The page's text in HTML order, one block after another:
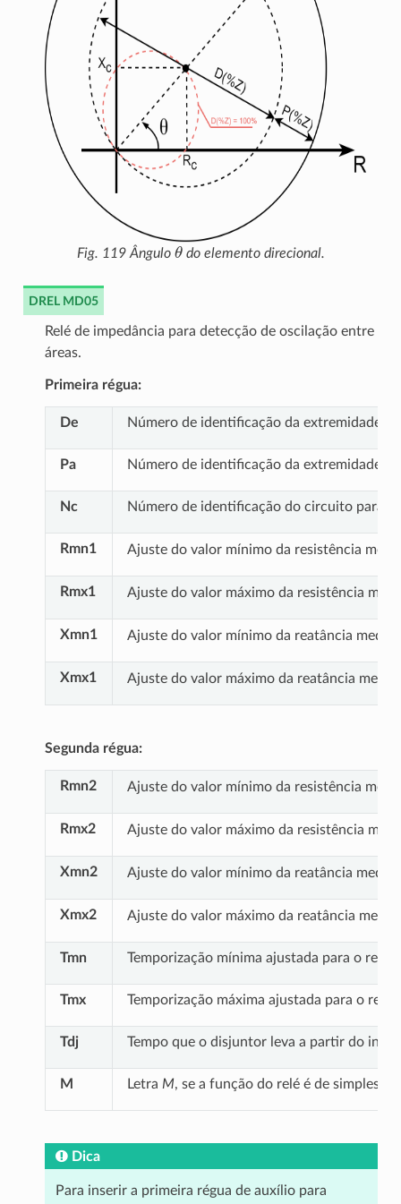
Fig. 119Ânguloθdo elemento direcional.
DREL MD05
Relé de impedância para detecção de oscilação entre
áreas.
Primeira régua:
De Número de identificação da extremidade
Pa Número de identificação da extremidade
Nc Número de identificação do circuito
Rmn1 Ajuste do valor mínimo da resistência
Rmx1 Ajuste do valor máximo da resistência
Xmn1 Ajuste do valor mínimo da reatância
Xmx1 Ajuste do valor máximo da reatância
Segunda régua:
Rmn2 Ajuste do valor mínimo da resistência
Rmx2 Ajuste do valor máximo da resistência
Xmn2 Ajuste do valor mínimo da reatância
Xmx2 Ajuste do valor máximo da reatância
Tmn Temporização mínima ajustada para o relé
Tmx Temporização máxima ajustada para o relé
Tdj Tempo que o disjuntor leva a partir do
M Letra M, se a função do relé é de simples
Dica
Para inserir a primeira régua de auxílio para